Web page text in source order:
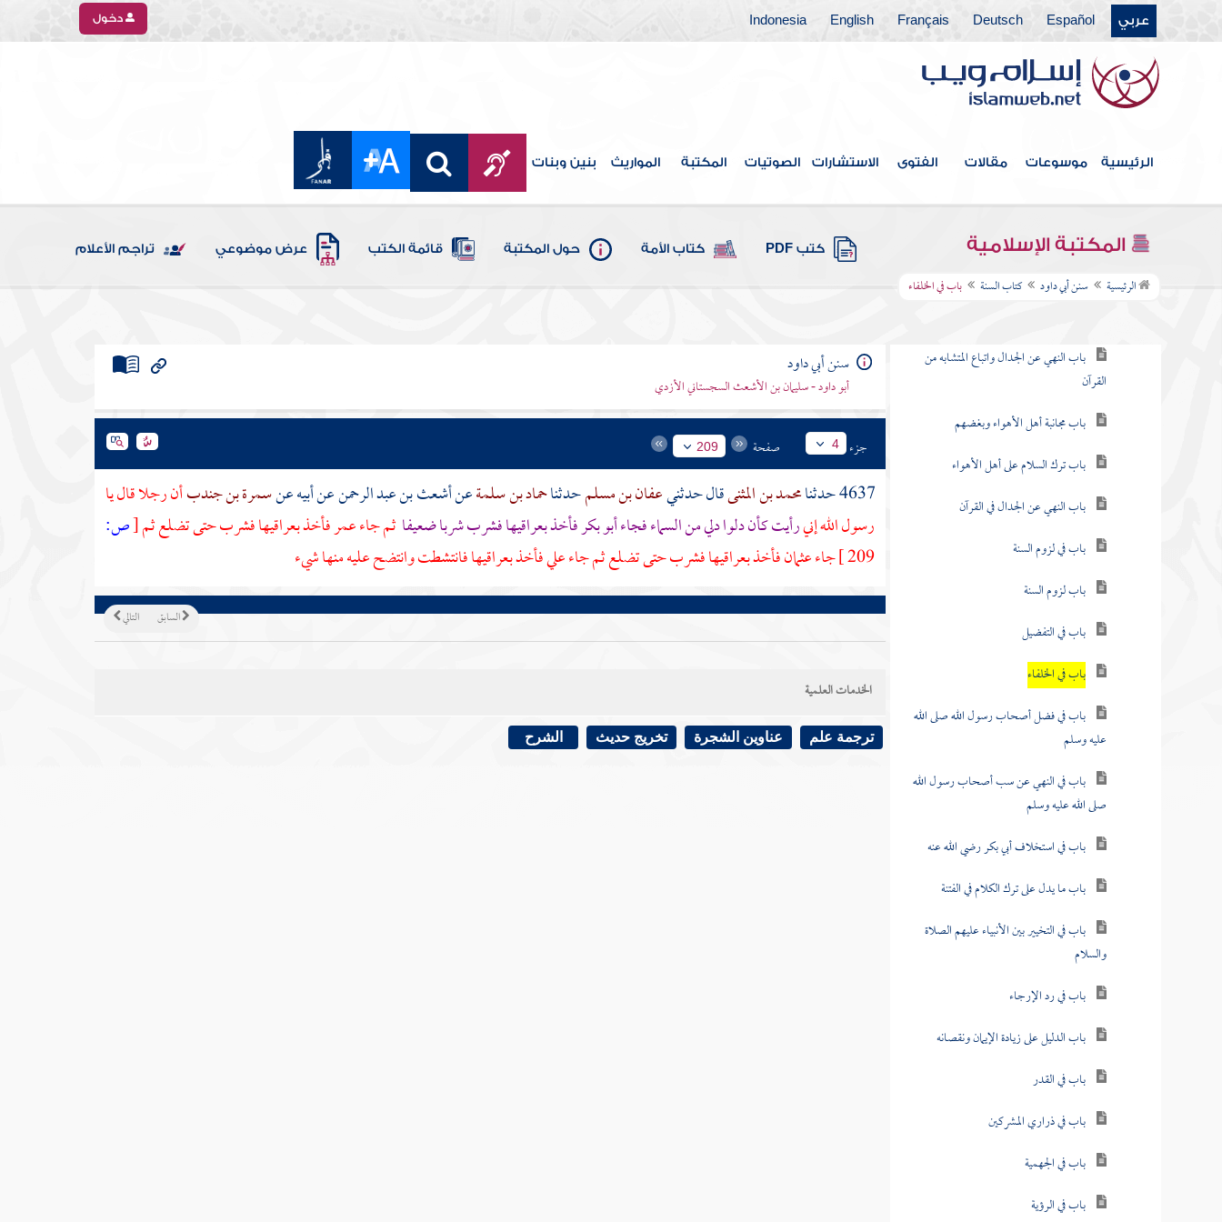
عربي Español
Deutsch
Français
English
Indonesia دخول
الرئيسية موسوعات مقالات الفتوى الاستشارات الصوتيات المكتبة المواريث بنين وبنات
المكتبة الإسلامية كتب PDF كتاب الأمة حول المكتبة قائمة الكتب عرض موضوعي تراجم الأعلام
الرئيسية سنن أبي داود كتاب السنة باب في الخلفاء
كتاب الخاتم
كتاب الفتن والملاحم
كتاب المهدي
كتاب الملاحم
كتاب الحدود
كتاب الديات
كتاب السنة
باب النهي عن الجدال واتباع المتشابه من
القرآن
باب مجانبة أهل الأهواء وبغضهم
باب ترك السلام على أهل الأهواء
باب النهي عن الجدال في القرآن
باب في لزوم السنة
باب لزوم السنة
باب في التفضيل
باب في الخلفاء
باب في فضل أصحاب رسول الله صلى الله
عليه وسلم
باب في النهي عن سب أصحاب رسول الله
صلى الله عليه وسلم
باب في استخلاف أبي بكر رضي الله عنه
باب ما يدل على ترك الكلام في الفتنة
باب في التخيير بين الأنبياء عليهم الصلاة
والسلام
باب في رد الإرجاء
باب الدليل على زيادة الإيمان ونقصانه
باب في القدر
باب في ذراري المشركين
باب في الجهمية
باب في الرؤية
سنن أبي داود
أبو داود - سليمان بن الأشعث السجستاني الأزدي
جزء 4 صفحة 209
4637 حدثنا محمد بن المثنىقال حدثنيعفان بن مسلمحدثناحماد بن سلمةعنأشعث بن عبد الرحمنعنأبيهعنسمرة بن جندبأن رجلا قال يا
رسول الله إنيرأيت كأن دلوا دلي من السماء فجاءأبو بكرفأخذ بعراقيها فشرب شربا ضعيفا ثم جاءعمرفأخذ بعراقيها فشرب حتى تضلع ثم[ص:
209 ] جاءعثمانفأخذ بعراقيها فشرب حتى تضلع ثم جاءعليفأخذ بعراقيها فانتشطت وانتضح عليه منها شيء
التالي السابق
الخدمات العلمية
ترجمة علم عناوين الشجرة تخريج حديث الشرح